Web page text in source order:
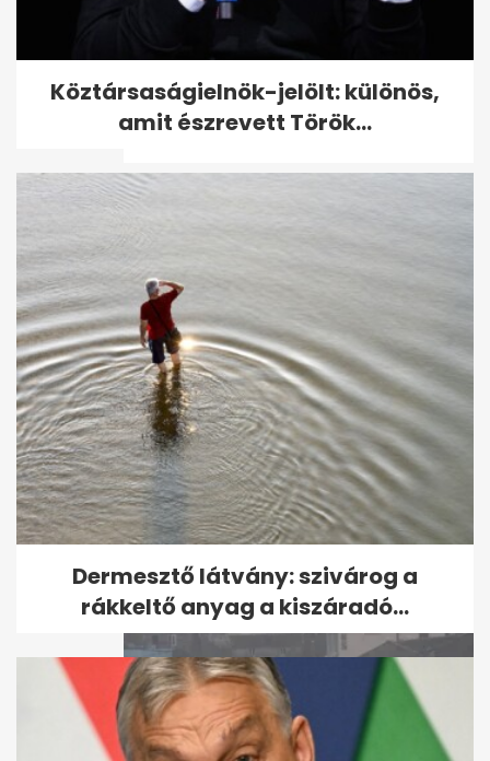
Ez a használt autó a
statisztikák szerint 20 év felett
is tartós
Az amerikai szenátus is
vizsgálja Fauci szerepét a
koronavírus...
Köztársaságielnök-jelölt: különös,
amit észrevett Török...
Dermesztő látvány: szivárog a
rákkeltő anyag a kiszáradó...